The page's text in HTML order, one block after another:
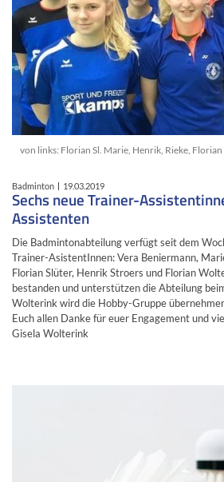
von links: Florian Sl. Marie, Henrik, Rieke, Florian
Badminton 19.03.2019
Sechs neue Trainer-
Assistenten
Die Badmintonabteilung verfügt seit dem
Trainer-AsistentInnen: Vera Beniermann,
Florian Slüter, Henrik Stroers und Florian
bestanden und unterstützen die Abteilung
Wolterink wird die Hobby-Gruppe
Euch allen Danke für euer Engagement und
Gisela Wolterink